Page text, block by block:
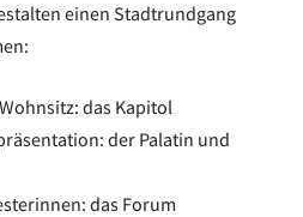
einen Stadtrundgang
das Kapitol
der Palatin und
das Forum